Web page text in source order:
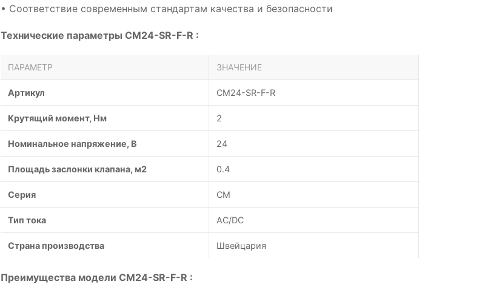
• Соответствие современным стандартам качества и безопасности
Технические параметры CM24-SR-F-R :
ПАРАМЕТР ЗНАЧЕНИЕ
Артикул CM24-SR-F-R
Крутящий момент, Нм 2
Номинальное напряжение, В 24
Площадь заслонки клапана, м2 0.4
Серия СM
Тип тока AC/DC
Страна производства Швейцария
Преимущества модели CM24-SR-F-R :